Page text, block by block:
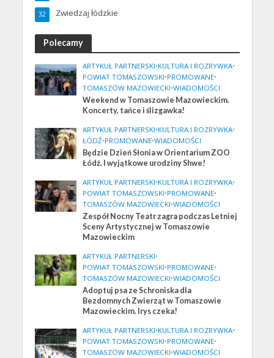
Zwiedzaj łódzkie
32
Polecamy
ARTYKUŁ PARTNERSKI•KULTURA I ROZRYWKA•
POWIAT TOMASZOWSKI•PROMOWANE•
TOMASZÓW MAZOWIECKI•WIADOMOŚCI
Weekend w Tomaszowie Mazowieckim.
Koncerty, tańce i ślizgawka!
ARTYKUŁ PARTNERSKI•KULTURA I ROZRYWKA•
ŁÓDŹ•PROMOWANE•WIADOMOŚCI
Będzie Dzień Słonia w Orientarium ZOO
Łódź. I wyjątkowe urodziny Shwe!
ARTYKUŁ PARTNERSKI•KULTURA I ROZRYWKA•
POWIAT TOMASZOWSKI•PROMOWANE•
TOMASZÓW MAZOWIECKI•WIADOMOŚCI
Zespół Nocny Teatr zagra podczas Letniej
Sceny Artystycznej w Tomaszowie
Mazowieckim
ARTYKUŁ PARTNERSKI•
POWIAT TOMASZOWSKI•PROMOWANE•
TOMASZÓW MAZOWIECKI•WIADOMOŚCI
Adoptuj psa ze Schroniska dla
Bezdomnych Zwierząt w Tomaszowie
Mazowieckim. Irys czeka!
ARTYKUŁ PARTNERSKI•KULTURA I ROZRYWKA•
POWIAT TOMASZOWSKI•PROMOWANE•
TOMASZÓW MAZOWIECKI•WIADOMOŚCI